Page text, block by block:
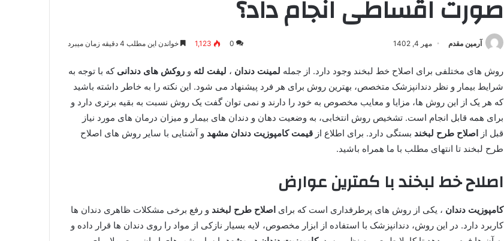
صورت اقساطی انجام داد؟
آرمین مقدم مهر 4, 1402 0
1,123 خواندن این مطلب 4 دقیقه زمان میبرد
روش های مختلفی برای اصلاح خط لبخند وجود دارد. از جمله لمینت دندان ، لیفت لثه وروکش های دندانی که با توجه به
شرایط بیمار و نظر دندانپزشک متخصص، بهترین روش برای هر فرد پیشنهاد می شود. این نکته را به خاطر داشته باشید
که هر یک از این روش ها، مزایا و معایب مخصوص به خود را دارند و نمی توان گفت یک روش نسبت به بقیه برتری دارد و
برای همه قابل انجام است. تشخیص روش انتخابی، به وضعیت دهان و دندان های بیمار و میزان درمان های مورد نیاز
قبل از
اصلاح طرح لبخند بستگی دارد. برای اطلاع ازقیمت کامپوزیت دندان مشهد و آشنایی با سایر روش های اصلاح
طرح لبخند تا انتهای مطلب با ما همراه باشید.
اصلاح خط لبخند با کمترین عوارض
کامپوزیت دندان ، یکی از روش های پرطرفداری است که برایاصلاح طرح لبخند و رفع برخی مشکلات ظاهری دندان ها
کاربرد دارد. در این روش، دندانپزشک با استفاده از ابزار مخصوص، لایه بسیار نازکی از مواد را روی دندان ها قرار داده و